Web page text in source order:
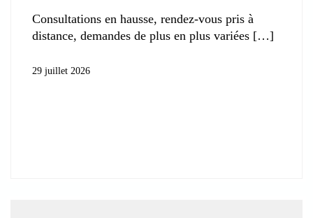
Consultations en hausse, rendez-vous pris à
distance, demandes de plus en plus variées
29 juillet 2026